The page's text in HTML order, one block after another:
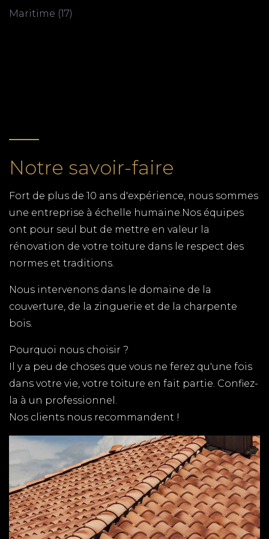
PLAQUISTE ROCHEFORT
département de la Charente-Maritime (17) pour
tous vos travaux de pose de plaques de plâtre,
placoplatre. Faites appel à un artisan qualifié
pour la rénovation de votre domicile.
TPG RENOVATION est spécialiste de la couverture
à Royan en Charente-Maritime (17). Nous
département pour tous vos travaux de couverture.
Déplacement en moins de 48h, devis gratuit !
COUVERTURE LES MATHES
TPG RENOVATION est spécialiste de la couverture
aux Mathes en Charente-Maritime (17). Nous
intervenons rapidement et au meilleur prix sur
l'ensemble du département pour tous vos travaux
de couverture.
PLAQUISTE SAINT SULPICE
DE ROYAN
Maritime (17)
Notre savoir-faire
Fort de plus de 10 ans d'expérience, nous sommes
une entreprise à échelle humaine.Nos équipes
ont pour seul but de mettre en valeur la
rénovation de votre toiture dans le respect des
normes et traditions.
Nous intervenons dans le domaine de la
couverture, de la zinguerie et de la charpente
bois.
Pourquoi nous choisir ?
Il y a peu de choses que vous ne ferez qu'une fois
dans votre vie, votre toiture en fait partie. Confiez-
la à un professionnel.
Nos clients nous recommandent !